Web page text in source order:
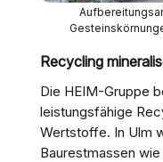
Recycling
Die HEIM-Gruppe
leistungsfähige
Wertstoffe. In Ulm
Baurestmassen